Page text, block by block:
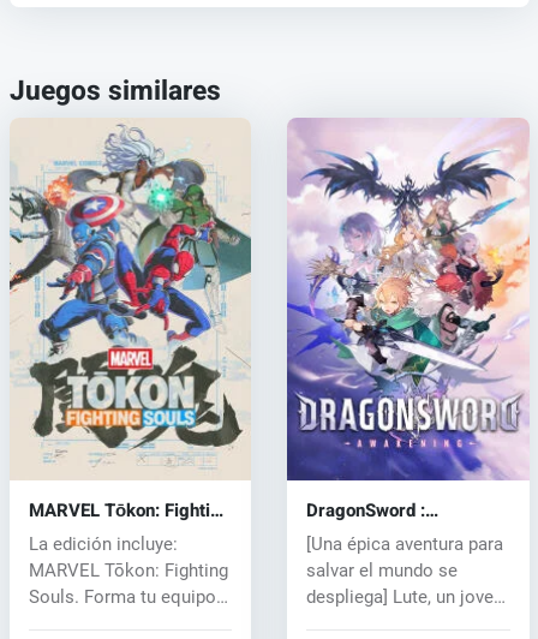
Juegos similares
MARVEL Tōkon: Fighting
Souls (PC) key
La edición incluye:
MARVEL Tōkon: Fighting
Souls. Forma tu equipo
DragonSword :
Awakening (PC) key
[Una épica aventura para
salvar el mundo se
despliega] Lute, un joven